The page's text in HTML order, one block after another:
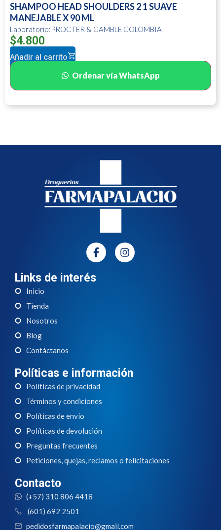
SHAMPOO HEAD SHOULDERS 2 1 SUAVE
MANEJABLE X 90 ML
Laboratorio:PROCTER & GAMBLE COLOMBIA
$4.800
Añadir al carrito
Ordenar vía WhatsApp
Links de interés
Inicio
Tienda
Nosotros
Blog
Contáctanos
Políticas e información
Políticas de privacidad
Términos y condiciones
Políticas de envío
Políticas de devolución
Preguntas frecuentes
Peticiones, quejas, reclamos o felicitaciones
Contacto
(+57) 310 806 4418
(601) 692 2501
pedidosfarmapalacio@gmail.com